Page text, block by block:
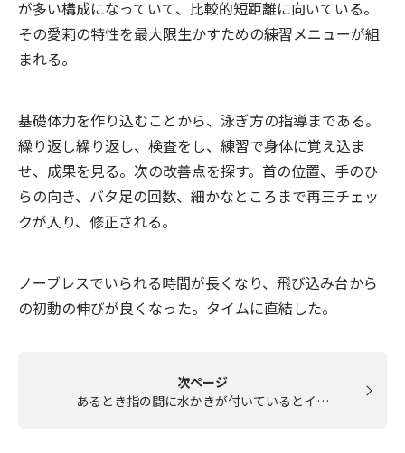
が多い構成になっていて、比較的短距離に向いている。
その愛莉の特性を最大限生かすための練習メニューが組
まれる。
基礎体力を作り込むことから、泳ぎ方の指導まである。
繰り返し繰り返し、検査をし、練習で身体に覚え込ま
せ、成果を見る。次の改善点を探す。首の位置、手のひ
らの向き、バタ足の回数、細かなところまで再三チェッ
クが入り、修正される。
ノーブレスでいられる時間が長くなり、飛び込み台から
の初動の伸びが良くなった。タイムに直結した。
次ページ
あるとき指の間に水かきが付いているとイ…